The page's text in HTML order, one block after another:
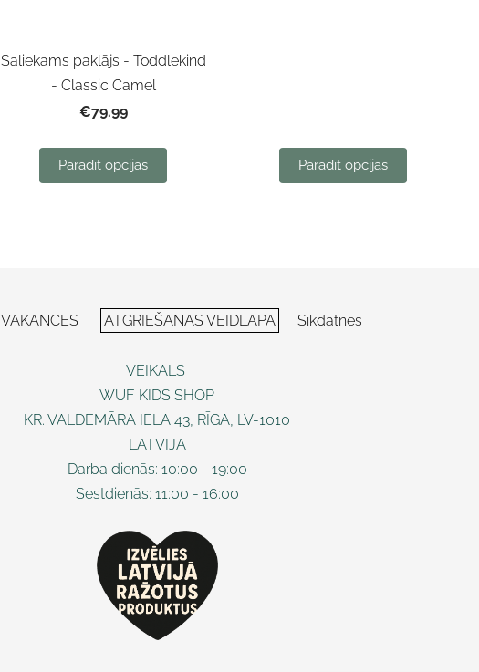
Saliekams paklājs - Toddlekind
- Classic Camel
€79.99
Parādīt opcijas Parādīt opcijas
VAKANCES ATGRIEŠANAS VEIDLAPA Sīkdatnes
VEIKALS
WUF KIDS SHOP
KR. VALDEMĀRA IELA 43, RĪGA, LV-1010
LATVIJA
Darba dienās: 10:00 - 19:00
Sestdienās: 11:00 - 16:00